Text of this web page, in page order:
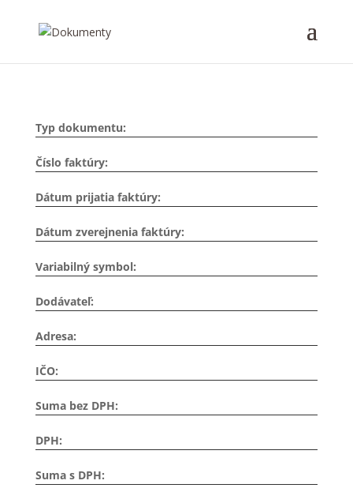
Typ dokumentu:
Číslo faktúry:
Dátum prijatia faktúry:
Dátum zverejnenia faktúry:
Variabilný symbol:
Dodávateľ:
Adresa:
IČO:
Suma bez DPH:
DPH:
Suma s DPH: